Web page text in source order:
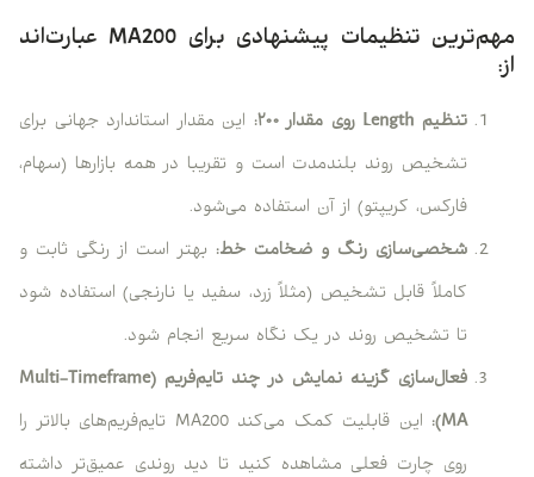
مهم‌ترین تنظیمات پیشنهادی برای MA200 عبارت‌اند
از:
تنظیم Length روی مقدار ۲۰۰:
این مقدار استاندارد جهانی برای
تشخیص روند بلندمدت است و تقریبا در همه بازارها (سهام،
فارکس، کریپتو) از آن استفاده می‌شود.
شخصی‌سازی رنگ و ضخامت خط: بهتر است از رنگی ثابت و
کاملاً قابل تشخیص (مثلاً زرد، سفید یا نارنجی) استفاده شود
تا تشخیص روند در یک نگاه سریع انجام شود.
فعال‌سازی گزینه نمایش در چند تایم‌فریم (Multi-Timeframe
MA
):
این قابلیت کمک می‌کند MA200 تایم‌فریم‌های بالاتر را
روی چارت فعلی مشاهده کنید تا دید روندی عمیق‌تر داشته